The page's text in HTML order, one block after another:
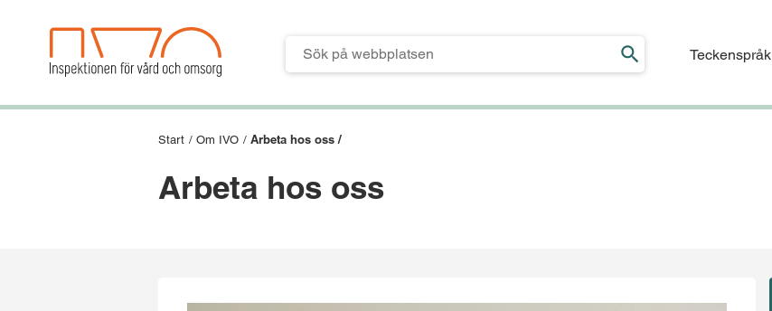
Teckenspråk
Start / Om IVO / Arbeta hos oss /
Arbeta hos oss